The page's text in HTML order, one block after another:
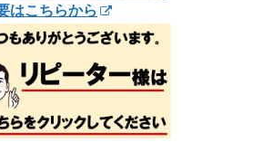
はこちらから